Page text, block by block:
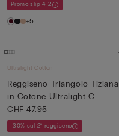
Promo slip 4+2
+5
Ultralight Cotton
Reggiseno Triangolo Tiziana
in Cotone Ultralight C...
CHF 47.95
-30% sul 2° reggiseno